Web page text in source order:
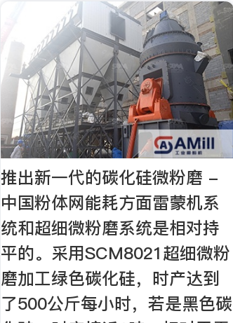
推出新一代的碳化硅微粉磨 -
中国粉体网能耗方面雷蒙机系
统和超细微粉磨系统是相对持
平的。采用SCM8021超细微粉
磨加工绿色碳化硅，时产达到
了500公斤每小时，若是黑色碳